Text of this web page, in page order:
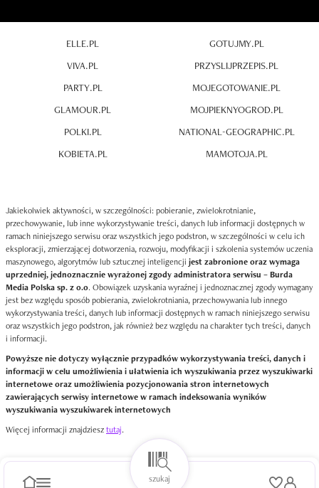
ELLE.PL
VIVA.PL
PARTY.PL
GLAMOUR.PL
POLKI.PL
KOBIETA.PL
GOTUJMY.PL
PRZYSLIJPRZEPIS.PL
MOJEGOTOWANIE.PL
MOJPIEKNYOGROD.PL
NATIONAL-GEOGRAPHIC.PL
MAMOTOJA.PL
Jakiekolwiek aktywności, w szczególności: pobieranie, zwielokrotnianie,
przechowywanie, lub inne wykorzystywanie treści, danych lub informacji dostępnych w
ramach niniejszego serwisu oraz wszystkich jego podstron, w szczególności w celu ich
eksploracji, zmierzającej dotworzenia, rozwoju, modyfikacji i szkolenia systemów uczenia
maszynowego, algorytmów lub sztucznej inteligencji jest zabronione oraz wymaga
uprzedniej, jednoznacznie wyrażonej zgody administratora serwisu – Burda
Media Polska sp. z o.o. Obowiązek uzyskania wyraźnej i jednoznacznej zgody wymagany
jest bez względu sposób pobierania, zwielokrotniania, przechowywania lub innego
wykorzystywania treści, danych lub informacji dostępnych w ramach niniejszego serwisu
oraz wszystkich jego podstron, jak również bez względu na charakter tych treści, danych
i informacji.
Powyższe nie dotyczy wyłącznie przypadków wykorzystywania treści, danych i
informacji w celu umożliwienia i ułatwienia ich wyszukiwania przez wyszukiwarki
internetowe oraz umożliwienia pozycjonowania stron internetowych
zawierających serwisy internetowe w ramach indeksowania wyników
wyszukiwania wyszukiwarek internetowych
Więcej informacji znajdziesztutaj.
szukaj